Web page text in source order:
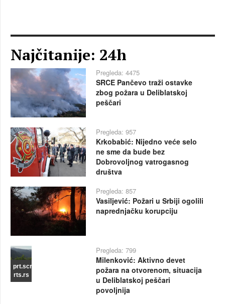
Najčitanije: 24h
Pregleda: 4475
SRCE Pančevo traži ostavke
zbog požara u Deliblatskoj
peščari
Pregleda: 957
Krkobabić: Nijedno veće selo
ne sme da bude bez
Dobrovoljnog vatrogasnog
društva
Pregleda: 857
Vasiljević: Požari u Srbiji ogolili
naprednjačku korupciju
prt.scr
rts.rs
Pregleda: 799
Milenković: Aktivno devet
požara na otvorenom, situacija
u Deliblatskoj peščari
povoljnija